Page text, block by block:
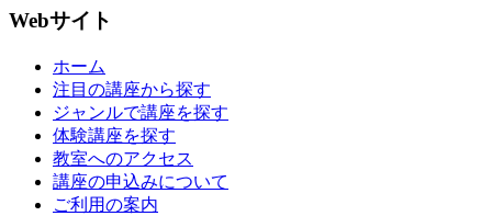
Webサイト
ホーム
注目の講座から探す
ジャンルで講座を探す
体験講座を探す
教室へのアクセス
講座の申込みについて
ご利用の案内